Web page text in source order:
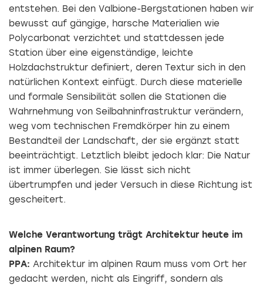
entstehen. Bei den Valbione-Bergstationen haben wir
bewusst auf gängige, harsche Materialien wie
Polycarbonat verzichtet und stattdessen jede
Station über eine eigenständige, leichte
Holzdachstruktur definiert, deren Textur sich in den
natürlichen Kontext einfügt. Durch diese materielle
und formale Sensibilität sollen die Stationen die
Wahrnehmung von Seilbahninfrastruktur verändern,
weg vom technischen Fremdkörper hin zu einem
Bestandteil der Landschaft, der sie ergänzt statt
beeinträchtigt. Letztlich bleibt jedoch klar: Die Natur
ist immer überlegen. Sie lässt sich nicht
übertrumpfen und jeder Versuch in diese Richtung ist
gescheitert.
Welche Verantwortung trägt Architektur heute im
alpinen Raum?
PPA: Architektur im alpinen Raum muss vom Ort her
gedacht werden, nicht als Eingriff, sondern als